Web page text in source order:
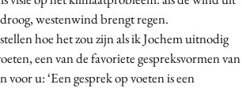
westenwind brengt regen.
hoe het zou zijn als ik Jochem uitnodig
een van de favoriete gespreksvormen van
voor u: ‘Een gesprek op voeten is een